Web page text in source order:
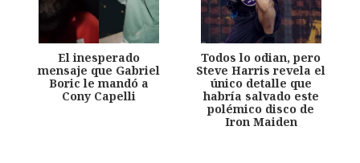
El inesperado
mensaje que Gabriel
Boric le mandó a
Cony Capelli
Todos lo odian, pero
Steve Harris revela el
único detalle que
habría salvado este
polémico disco de
Iron Maiden